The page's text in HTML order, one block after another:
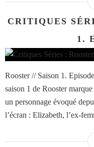
CRITIQUES
1.
Rooster // Saison 1.
saison 1 de Rooster
un personnage évoqué
l’écran : Elizabeth, l’ex-